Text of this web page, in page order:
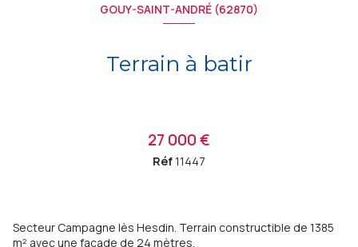
GOUY-SAINT-ANDRÉ (62870)
Terrain à batir
27 000 €
Réf11447
Secteur Campagne lès Hesdin. Terrain constructible de 1385
m² avec une façade de 24 mètres.